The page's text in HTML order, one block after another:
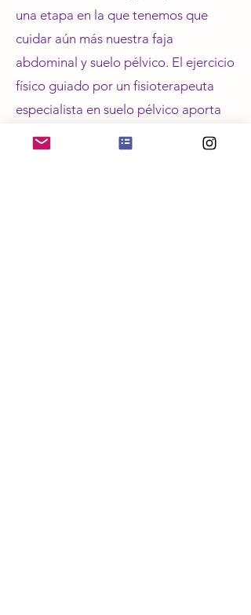
una etapa en la que tenemos que
cuidar aún más nuestra faja
abdominal y suelo pélvico. El ejercicio
físico guiado por un fisioterapeuta
especialista en suelo pélvico aporta
muchos beneficios, también en otras